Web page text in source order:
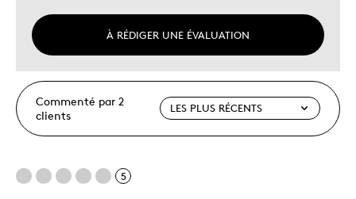
À RÉDIGER UNE ÉVALUATION
Commenté par 2
clients
5